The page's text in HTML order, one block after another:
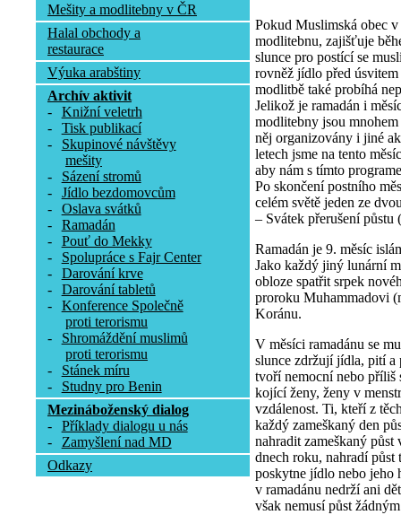
Mešity a modlitebny v ČR
Halal obchody a
restaurace
Výuka arabštiny
Archív aktivit
-
Knižní veletrh
-
Tisk publikací
-
Skupinové návštěvy
mešity
-
Sázení stromů
-
Jídlo bezdomovcům
-
Oslava svátků
-
Ramadán
-
Pouť do Mekky
-
Spolupráce s Fajr Center
-
Darování krve
-
Darování tabletů
-
Konference Společně
proti terorismu
-
Shromáždění muslimů
proti terorismu
-
Stánek míru
-
Studny pro Benin
Mezináboženský dialog
-
Příklady dialogu u nás
-
Zamyšlení nad MD
Odkazy
Pokud Muslimská obec
modlitebnu, zajišťuje
slunce pro postící se
rovněž jídlo před
modlitbě také probíhá
Jelikož je ramadán i
modlitebny jsou
něj organizovány i jiné
letech jsme na tento
aby nám s tímto
Po skončení postního
celém světě jeden ze
– Svátek přerušení půstu
Ramadán je 9. měsíc
Jako každý jiný lunární
obloze spatřit srpek
proroku Muhammadovi
Koránu.
V měsíci ramadánu se
slunce zdržují jídla, pití
tvoří nemocní nebo příliš
kojící ženy, ženy v
vzdálenost. Ti, kteří z
každý zameškaný den
nahradit zameškaný
dnech roku, nahradí půst
poskytne jídlo nebo jeho
v ramadánu nedrží ani
však nemusí půst